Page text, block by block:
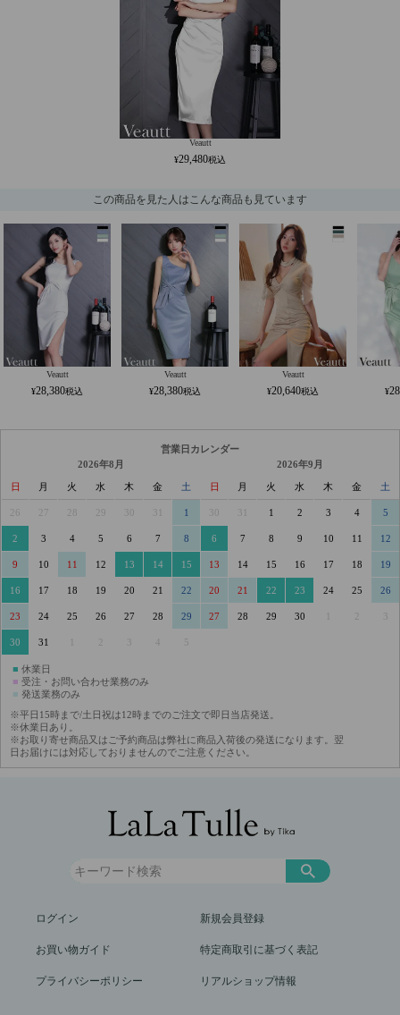
Veautt
29,480
この商品を見た人はこんな商品も見ています
Veautt
28,380
Veautt
28,380
Veautt
20,640
営業日カレンダー
2026年8月
日 月 火 水 木 金 土
26 27 28 29 30 31 1
2 3 4 5 6 7 8
9 10 11 12 13 14 15
16 17 18 19 20 21 22
23 24 25 26 27 28 29
30 31 1 3 4 5
2026年9月
日 月 火 水 木 金 土
30 31 1 2 3 4 5
6 7 8 9 10 11 12
13 14 15 16 17 18 19
20 21 22 23 24 25 26
27 28 29 30 1 3
■ 休業日
■ 受注・お問い合わせ業務のみ
■ 発送業務のみ
※平日15時まで/土日祝は12時までのご注文で即日当店発送。
※休業日あり。
※お取り寄せ商品又はご予約商品は弊社に商品入荷後の発送になります。翌
日お届けには対応しておりませんのでご注意ください。
ログイン 新規会員登録
お買い物ガイド 特定商取引に基づく表記
プライバシーポリシー リアルショップ情報